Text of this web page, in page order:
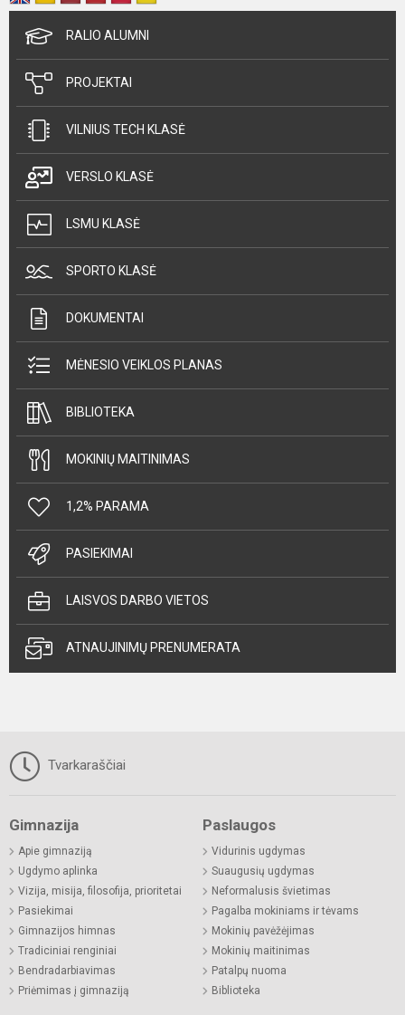
RALIO ALUMNI
PROJEKTAI
VILNIUS TECH KLASĖ
VERSLO KLASĖ
LSMU KLASĖ
SPORTO KLASĖ
DOKUMENTAI
MĖNESIO VEIKLOS PLANAS
BIBLIOTEKA
MOKINIŲ MAITINIMAS
1,2% PARAMA
PASIEKIMAI
LAISVOS DARBO VIETOS
ATNAUJINIMŲ PRENUMERATA
Tvarkaraščiai
Gimnazija
Apie gimnaziją
Ugdymo aplinka
Vizija, misija, filosofija, prioritetai
Pasiekimai
Gimnazijos himnas
Tradiciniai renginiai
Bendradarbiavimas
Priėmimas į gimnaziją
Paslaugos
Vidurinis ugdymas
Suaugusių ugdymas
Neformalusis švietimas
Pagalba mokiniams ir tėvams
Mokinių pavėžėjimas
Mokinių maitinimas
Patalpų nuoma
Biblioteka